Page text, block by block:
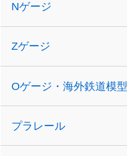
Nゲージ
Zゲージ
Oゲージ・海外鉄道模型
プラレール